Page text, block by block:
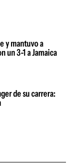
y mantuvo a
un 3-1 a Jamaica
de su carrera: